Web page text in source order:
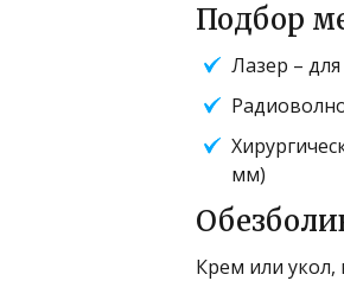
Подбор
Лазер –
мм)
Крем или укол,